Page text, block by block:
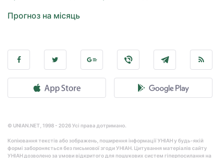
Прогноз на місяць
© UNIAN.NET, 1998 - 2026 Усі права дотримано.
Копіювання текстів або зображень, поширення інформації УНІАН у будь-якій
формі забороняється без письмової згоди УНІАН. Цитування матеріалів сайту
УНІАН дозволено за умови відкритого для пошукових систем гіперпосилання на